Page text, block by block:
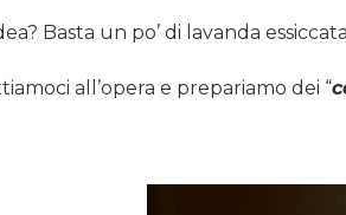
Basta un po’ di lavanda
all’opera e prepariamo dei “